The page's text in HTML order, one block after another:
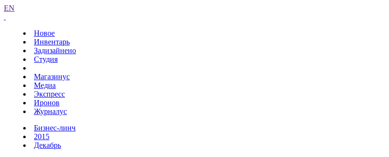
EN
Новое
Инвентарь
Задизайнено
Студия
Магазинус
Медиа
Экспресс
Иронов
Журналус
Бизнес-линч
2015
Декабрь